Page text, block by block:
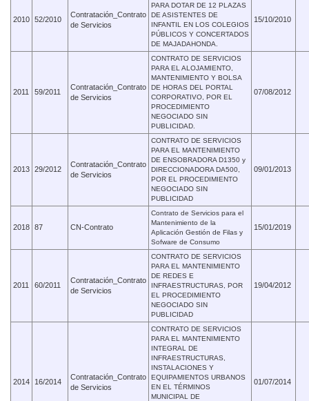
2010 52/2010
Contratación_Contrato
de Servicios
PARA DOTAR DE 12 PLAZAS
DE ASISTENTES DE
INFANTIL EN LOS COLEGIOS
PÚBLICOS Y CONCERTADOS
DE MAJADAHONDA.
15/10/2010
2011 59/2011
Contratación_Contrato
de Servicios
CONTRATO DE SERVICIOS
PARA EL ALOJAMIENTO,
MANTENIMIENTO Y BOLSA
DE HORAS DEL PORTAL
CORPORATIVO, POR EL
PROCEDIMIENTO
NEGOCIADO SIN
PUBLICIDAD.
07/08/2012
2013 29/2012
Contratación_Contrato
de Servicios
CONTRATO DE SERVICIOS
PARA EL MANTENIMIENTO
DE ENSOBRADORA D1350 y
DIRECCIONADORA DA500,
POR EL PROCEDIMIENTO
NEGOCIADO SIN
PUBLICIDAD
09/01/2013
2018 87 CN-Contrato
Contrato de Servicios para el
Mantenimiento de la
Aplicación Gestión de Filas y
Sofware de Consumo
15/01/2019
2011 60/2011
Contratación_Contrato
de Servicios
CONTRATO DE SERVICIOS
PARA EL MANTENIMIENTO
DE REDES E
INFRAESTRUCTURAS, POR
EL PROCEDIMIENTO
NEGOCIADO SIN
PUBLICIDAD
19/04/2012
2014 16/2014
Contratación_Contrato
de Servicios
CONTRATO DE SERVICIOS
PARA EL MANTENIMIENTO
INTEGRAL DE
INFRAESTRUCTURAS,
INSTALACIONES Y
EQUIPAMIENTOS URBANOS
EN EL TÉRMINOS
MUNICIPAL DE
01/07/2014